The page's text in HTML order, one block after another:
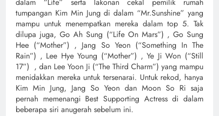
dalam “Life” serta lakonan cekal pemilik rumah
tumpangan Kim Min Jung di dalam “Mr.Sunshine” yang
mampu untuk menempatkan mereka dalam top 5. Tak
dilupa juga, Go Ah Sung (“Life On Mars”) , Go Sung
Hee (“Mother”) , Jang So Yeon (“Something In The
Rain”) , Lee Hye Young (“Mother”) , Ye Ji Won (“Still
17”) , dan Lee Yoon Ji (“The Third Charm”) yang mampu
menidakkan mereka untuk tersenarai. Untuk rekod, hanya
Kim Min Jung, Jang So Yeon dan Moon So Ri saja
pernah memenangi Best Supporting Actress di dalam
beberapa siri anugerah sebelum ini.